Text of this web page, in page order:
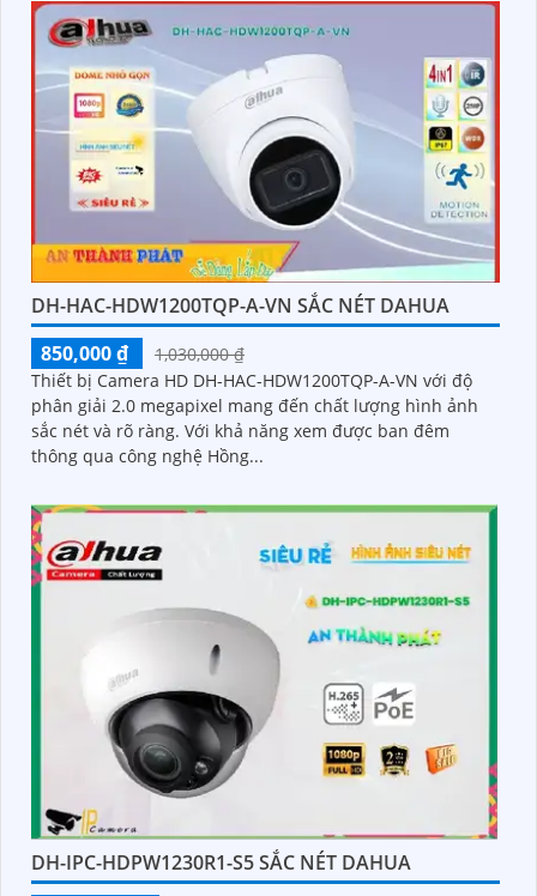
cho người sử dụng.
DH-HAC-HDW1200TQP-A-VN SẮC NÉT DAHUA
850,000 ₫
1,030,000 ₫
Thiết bị Camera HD DH-HAC-HDW1200TQP-A-VN với độ
phân giải 2.0 megapixel mang đến chất lượng hình ảnh
sắc nét và rõ ràng. Với khả năng xem được ban đêm
thông qua công nghệ Hồng...
DH-IPC-HDPW1230R1-S5 SẮC NÉT DAHUA